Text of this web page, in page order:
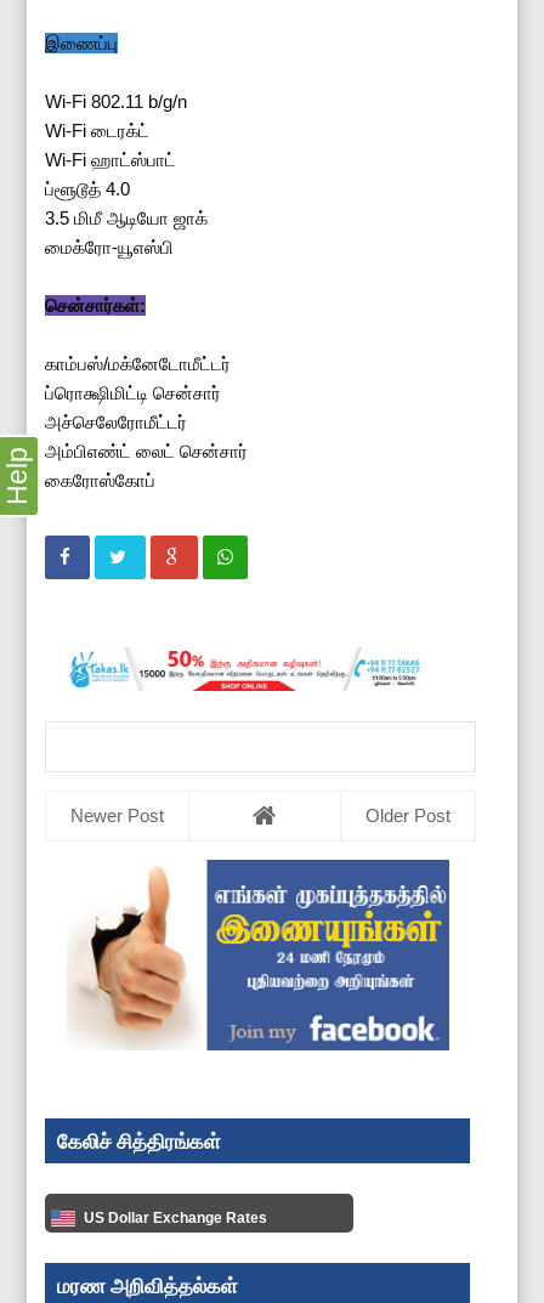
இணைப்பு
Wi-Fi 802.11 b/g/n
Wi-Fi டைரக்ட்
Wi-Fi ஹாட்ஸ்பாட்
ப்ளூடூத் 4.0
3.5 மிமீ ஆடியோ ஜாக்
மைக்ரோ-யூஎஸ்பி
சென்சார்கள்:
காம்பஸ்/மக்னேடோமீட்டர்
ப்ரொக்ஷிமிட்டி சென்சார்
அச்செலேரோமீட்டர்
அம்பிஎண்ட் லைட் சென்சார்
கைரோஸ்கோப்
Newer Post Older Post
கேலிச் சித்திரங்கள்
US Dollar Exchange Rates
மரண அறிவித்தல்கள்
Help